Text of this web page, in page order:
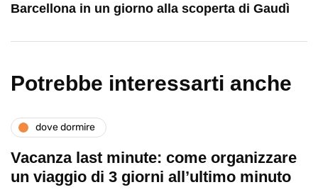
Barcellona in un giorno alla scoperta di Gaudì
Potrebbe interessarti anche
dove dormire
Vacanza last minute: come organizzare
un viaggio di 3 giorni all’ultimo minuto